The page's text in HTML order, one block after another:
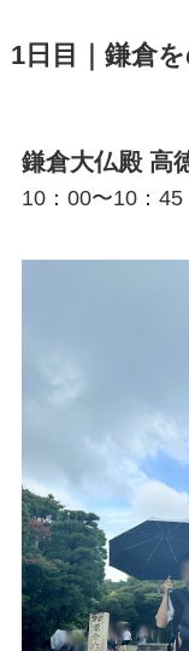
1日目｜鎌倉
鎌倉大仏殿 高
10：00〜10：45